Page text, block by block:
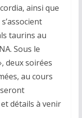
ainsi que
s’associent
taurins au
Sous le
deux soirées
au cours
détails à venir